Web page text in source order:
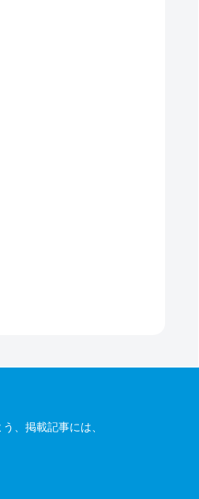
、掲載記事には、